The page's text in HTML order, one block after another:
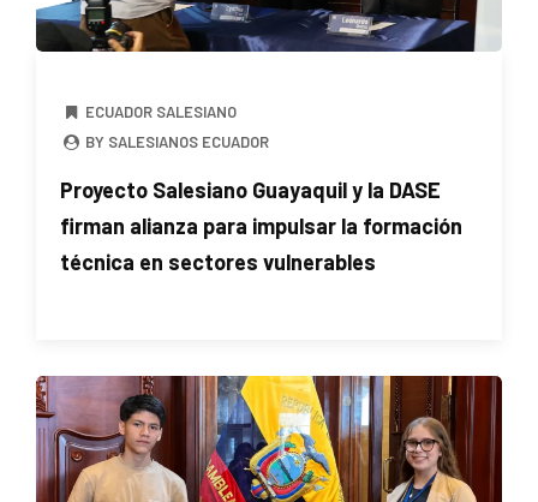
ECUADOR SALESIANO
BY SALESIANOS ECUADOR
Proyecto Salesiano Guayaquil y la DASE
firman alianza para impulsar la formación
técnica en sectores vulnerables